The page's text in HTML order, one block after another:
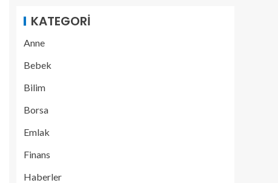
KATEGORI
Anne
Bebek
Bilim
Borsa
Emlak
Finans
Haberler